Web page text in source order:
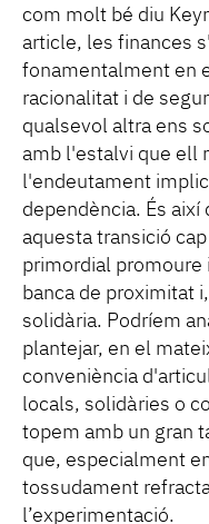
com molt bé diu
article, les finances
fonamentalment en
racionalitat i de
qualsevol altra ens
amb l'estalvi que ell
l'endeutament
dependència. És
aquesta transició
primordial promoure
banca de proximitat
solidària. Podríem
plantejar, en el
conveniència
locals, solidàries o
topem amb un gran
que, especialment
tossudament
l’experimentació.